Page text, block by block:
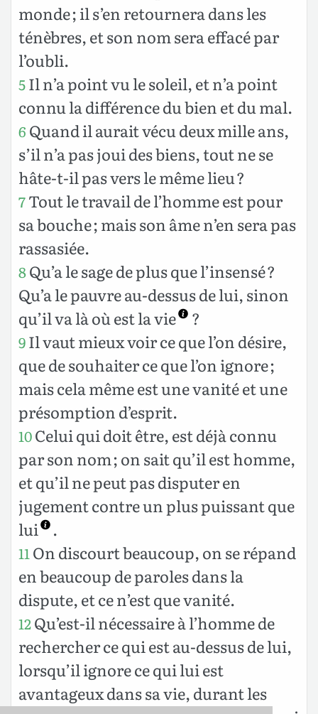
monde ; il s’en retournera dans les
ténèbres, et son nom sera effacé par
l’oubli.
5Il n’a point vu le soleil, et n’a point
connu la différence du bien et du mal.
6 Quand il aurait vécu deux mille ans,
s’il n’a pas joui des biens, tout ne se
hâte-t-il pas vers le même lieu ?
7Tout le travail de l’homme est pour
sa bouche ; mais son âme n’en sera pas
rassasiée.
8Qu’a le sage de plus que l’insensé ?
Qu’a le pauvre au-dessus de lui, sinon
qu’il va là où est la vie
?
9Il vaut mieux voir ce que l’on désire,
que de souhaiter ce que l’on ignore ;
mais cela même est une vanité et une
présomption d’esprit.
10Celui qui doit être, est déjà connu
par son nom ; on sait qu’il est homme,
et qu’il ne peut pas disputer en
jugement contre un plus puissant que
lui
.
11 On discourt beaucoup, on se répand
en beaucoup de paroles dans la
dispute, et ce n’est que vanité.
12Qu’est-il nécessaire à l’homme de
rechercher ce qui est au-dessus de lui,
lorsqu’il ignore ce qui lui est
avantageux dans sa vie, durant les